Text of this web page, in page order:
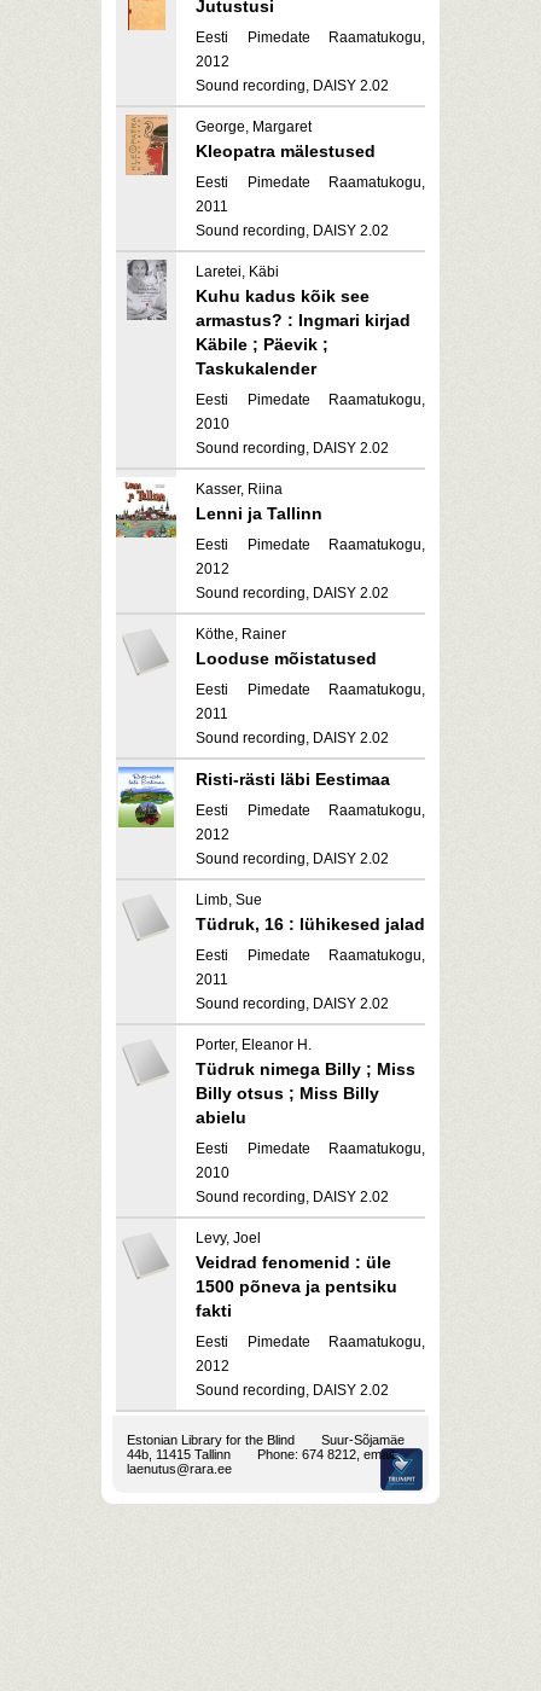
Jutustusi
Eesti Pimedate Raamatukogu,
2012
Sound recording, DAISY 2.02
George, Margaret
Kleopatra mälestused
Eesti Pimedate Raamatukogu,
2011
Sound recording, DAISY 2.02
Laretei, Käbi
Kuhu kadus kõik see
armastus? : Ingmari kirjad
Käbile ; Päevik ;
Taskukalender
Eesti Pimedate Raamatukogu,
2010
Sound recording, DAISY 2.02
Kasser, Riina
Lenni ja Tallinn
Eesti Pimedate Raamatukogu,
2012
Sound recording, DAISY 2.02
Köthe, Rainer
Looduse mõistatused
Eesti Pimedate Raamatukogu,
2011
Sound recording, DAISY 2.02
Risti-rästi läbi Eestimaa
Eesti Pimedate Raamatukogu,
2012
Sound recording, DAISY 2.02
Limb, Sue
Tüdruk, 16 : lühikesed jalad
Eesti Pimedate Raamatukogu,
2011
Sound recording, DAISY 2.02
Porter, Eleanor H.
Tüdruk nimega Billy ; Miss
Billy otsus ; Miss Billy
abielu
Eesti Pimedate Raamatukogu,
2010
Sound recording, DAISY 2.02
Levy, Joel
Veidrad fenomenid : üle
1500 põneva ja pentsiku
fakti
Eesti Pimedate Raamatukogu,
2012
Sound recording, DAISY 2.02
Estonian Library for the Blind
Suur-Sõjamäe
44b, 11415 Tallinn
Phone: 674 8212, email:
laenutus@rara.ee